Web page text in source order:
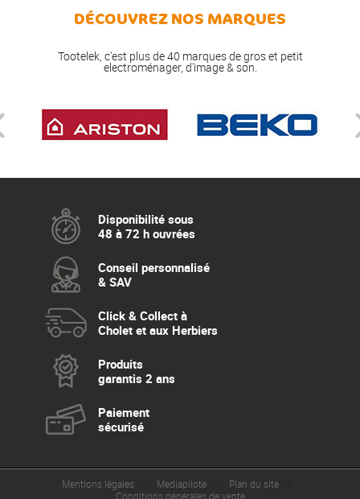
DÉCOUVREZ NOS MARQUES
Tootelek, c'est plus de 40 marques de gros et petit
electroménager, d'image & son.
Disponibilité sous
48 à 72 h ouvrées
Conseil personnalisé
& SAV
Click & Collect à
Cholet et aux Herbiers
Produits
garantis 2 ans
Paiement
sécurisé
Mentions légales Mediapilote
Plan du site
Conditions générales de vente